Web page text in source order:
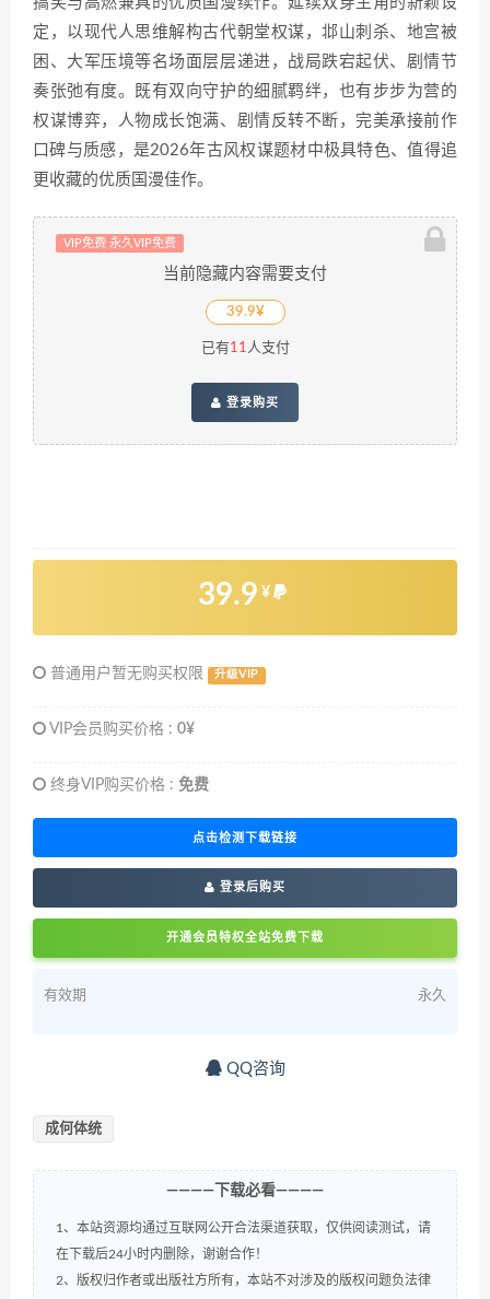
定，以现代人思维解构古代朝堂权谋，邶山刺杀、地宫被
困、大军压境等名场面层层递进，战局跌宕起伏、剧情节
奏张弛有度。既有双向守护的细腻羁绊，也有步步为营的
权谋博弈，人物成长饱满、剧情反转不断，完美承接前作
口碑与质感，是2026年古风权谋题材中极具特色、值得追
更收藏的优质国漫佳作。
VIP免费 永久VIP免费
当前隐藏内容需要支付
39.9¥
已有 11人支付
登录购买
39.9 ¥
普通用户暂无购买权限 升级VIP
VIP会员购买价格 : 0¥
终身VIP购买价格 : 免费
点击检测下载链接
登录后购买
开通会员特权全站免费下载
有效期 永久
QQ咨询
成何体统
————下载必看————
1、本站资源均通过互联网公开合法渠道获取，仅供阅读测试，请
在下载后24小时内删除，谢谢合作！
2、版权归作者或出版社方所有，本站不对涉及的版权问题负法律